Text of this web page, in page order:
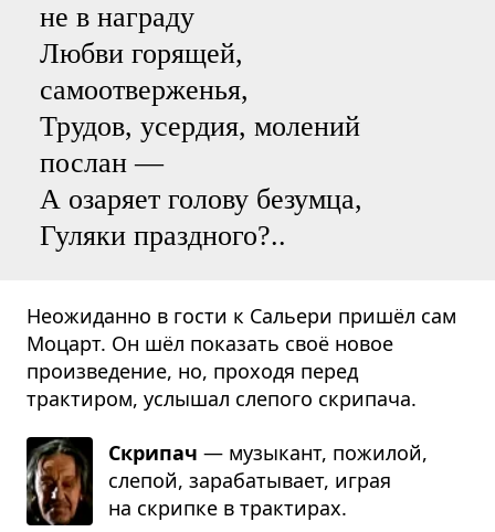
не в награду
Любви горящей,
самоотверженья,
Трудов, усердия, молений
послан —
А озаряет голову безумца,
Гуляки праздного?..
Неожиданно в гости к Сальери пришёл сам
Моцарт. Он шёл показать своё новое
произведение, но, проходя перед
трактиром, услышал слепого скрипача.
Скрипач — музы­кант, пожи­лой,
сле­пой, зара­ба­ты­вает, играя
на скрипке в трак­ти­рах.